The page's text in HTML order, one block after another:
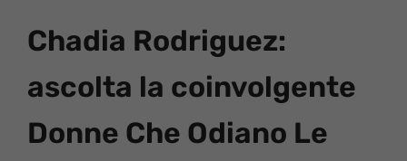
Chadia Rodriguez:
ascolta la coinvolgente
Donne Che Odiano Le